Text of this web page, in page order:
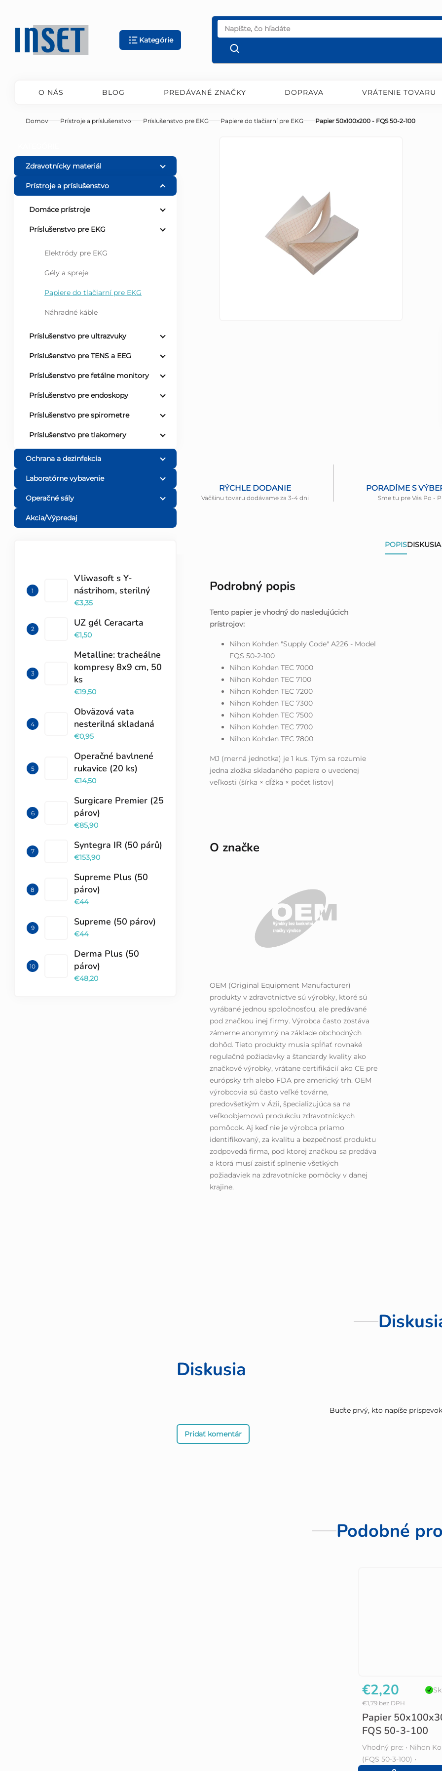
obsah
Kategórie
O NÁS BLOG PREDÁVANÉ ZNAČKY DOPRAVA VRÁTENIE TOVARU
Domov Prístroje a príslušenstvo Príslušenstvo pre EKG Papiere do tlačiarní pre EKG Papier 50x100x200 - FQS 50-2-100
o
č
Zdravotnícky materiál
Prístroje a príslušenstvo
Domáce prístroje
Príslušenstvo pre EKG
Elektródy pre EKG
Gély a spreje
Papiere do tlačiarní pre EKG
Náhradné káble
Príslušenstvo pre ultrazvuky
Príslušenstvo pre TENS a EEG
Príslušenstvo pre fetálne monitory
Príslušenstvo pre endoskopy
Príslušenstvo pre spirometre
Príslušenstvo pre tlakomery
Ochrana a dezinfekcia
Laboratórne vybavenie
Operačné sály
Akcia/Výpredaj
Vliwasoft s Y-
nástrihom, sterilný
€3,35
UZ gél Ceracarta
€1,50
Metalline: tracheálne
kompresy 8x9 cm, 50
ks
€19,50
Obväzová vata
nesterilná skladaná
€0,95
Operačné bavlnené
rukavice (20 ks)
€14,50
Surgicare Premier (25
párov)
€85,90
Syntegra IR (50 párů)
€153,90
Supreme Plus (50
párov)
€44
Supreme (50 párov)
€44
Derma Plus (50
párov)
€48,20
RÝCHLE DODANIE
Väčšinu tovaru dodávame za 3-4 dni
PORADÍME S
Sme tu pre Vás Po -
POPISDISKUSIA
Podrobný popis
Tento papier je vhodný do nasledujúcich
prístrojov:
Nihon Kohden "Supply Code" A226 - Model
FQS 50-2-100
Nihon Kohden TEC 7000
Nihon Kohden TEC 7100
Nihon Kohden TEC 7200
Nihon Kohden TEC 7300
Nihon Kohden TEC 7500
Nihon Kohden TEC 7700
Nihon Kohden TEC 7800
MJ (merná jednotka) je 1 kus. Tým sa rozumie
jedna zložka skladaného papiera o uvedenej
veľkosti (šírka × dĺžka × počet listov)
O značke
OEM (Original Equipment Manufacturer)
produkty v zdravotníctve sú výrobky, ktoré sú
vyrábané jednou spoločnosťou, ale predávané
pod značkou inej firmy. Výrobca často zostáva
zámerne anonymný na základe obchodných
dohôd. Tieto produkty musia spĺňať rovnaké
regulačné požiadavky a štandardy kvality ako
značkové výrobky, vrátane certifikácií ako CE pre
európsky trh alebo FDA pre americký trh. OEM
výrobcovia sú často veľké továrne,
predovšetkým v Ázii, špecializujúca sa na
veľkoobjemovú produkciu zdravotníckych
pomôcok. Aj keď nie je výrobca priamo
identifikovaný, za kvalitu a bezpečnosť produktu
zodpovedá firma, pod ktorej značkou sa predáva
a ktorá musí zaistiť splnenie všetkých
požiadaviek na zdravotnícke pomôcky v danej
krajine.
Diskusia
Buďte prvý, kto napíše
Pridať komentár
Podobné
Papier
FQS 50-3-100
€1,79 bez DPH
€2,20
Vhodný pre: • Nihon
(FQS 50-3-100) •